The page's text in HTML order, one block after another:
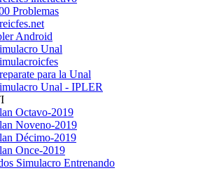
Problemas
Android
Unal
para la Unal
Unal - IPLER
Octavo-2019
Noveno-2019
Décimo-2019
Once-2019
Simulacro Entrenando